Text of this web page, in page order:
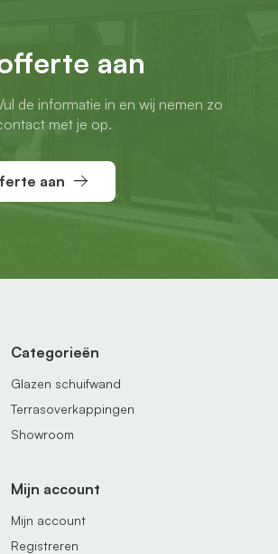
aan
de informatie in en wij nemen zo
met je op.
aan
Categorieën
Glazen schuifwand
Terrasoverkappingen
Showroom
Mijn account
Mijn account
Registreren